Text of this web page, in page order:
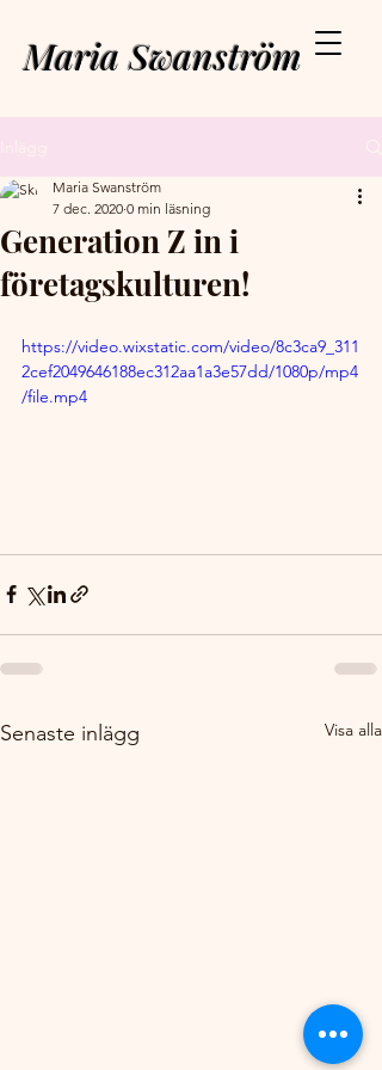
Maria Swanström
Generation Z in i
företagskulturen!
Maria Swanström
7 dec. 2020 0 min läsning
https://video.wixstatic.com/video/8c3ca9_311
2cef2049646188ec312aa1a3e57dd/1080p/mp4
/file.mp4
Senaste inlägg Visa alla